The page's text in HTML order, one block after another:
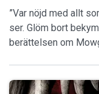
”Var nöjd med allt
ser. Glöm bort
berättelsen om